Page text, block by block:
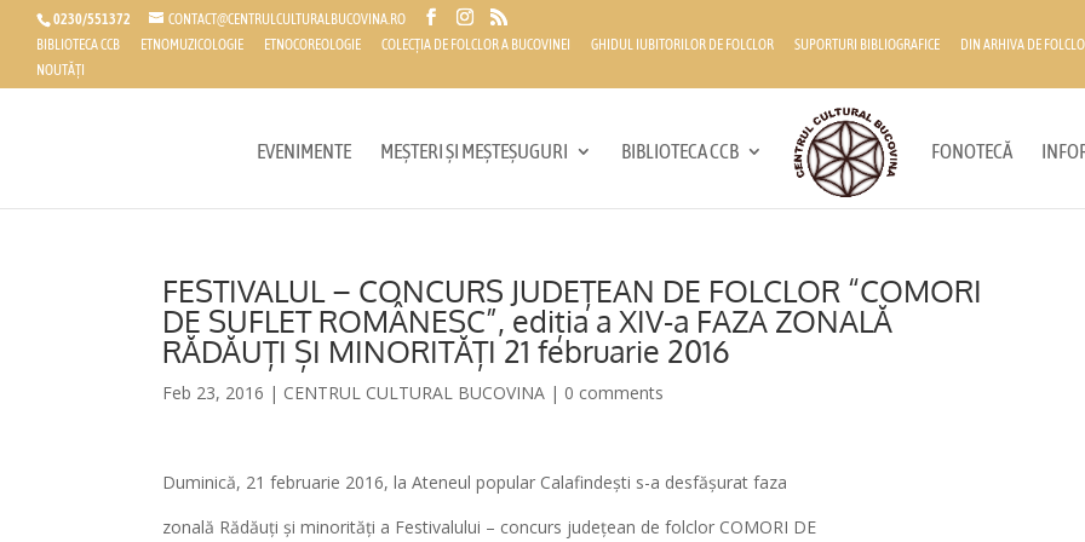
0230/551372
CONTACT@CENTRULCULTURALBUCOVINA.RO
BIBLIOTECA CCB
ETNOMUZICOLOGIE ETNOCOREOLOGIE COLECȚIA DE FOLCLOR A BUCOVINEI GHIDUL IUBITORILOR DE FOLCLOR SUPORTURI BIBLIOGRAFICE
DIN ARHIVA DE
NOUTĂȚI
EVENIMENTE MEȘTERI ȘI MEȘTEȘUGURI BIBLIOTECA CCB FONOTECĂ
FESTIVALUL – CONCURS JUDEȚEAN DE FOLCLOR “COMORI
DE SUFLET ROMÂNESC”, ediția a XIV-a FAZA ZONALĂ
RĂDĂUȚI ȘI MINORITĂȚI 21 februarie 2016
Feb 23, 2016 | CENTRUL CULTURAL BUCOVINA | 0 comments
Duminică, 21 februarie 2016, la Ateneul popular Calafindești s-a desfășurat faza
zonală Rădăuți și minorități a Festivalului – concurs județean de folclor COMORI DE